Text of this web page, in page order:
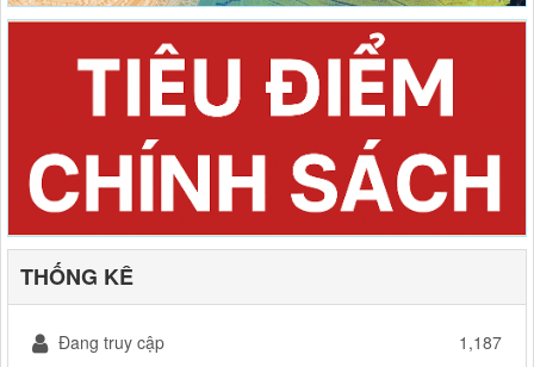
THỐNG KÊ
Đang truy cập
1,187